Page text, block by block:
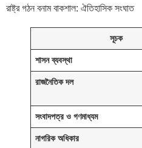
রাষ্ট্র গঠন বনাম বাকশাল: ঐতিহাসিক সংঘাত
সূচক
শাসন ব্যবস্থা
রাজনৈতিক দল
সংবাদপত্র ও গণমাধ্যম
নাগরিক অধিকার